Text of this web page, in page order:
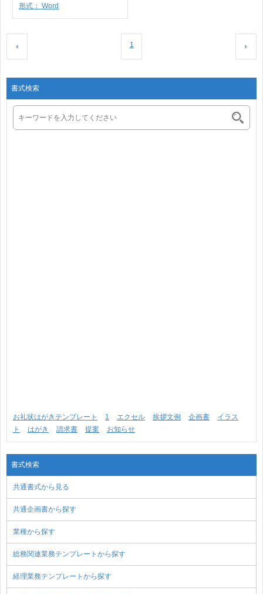
形式： Word
1
書式検索
お礼状はがきテンプレート 1 エクセル 挨拶文例 企画書
イラス
ト
はがき 請求書 提案 お知らせ
書式検索
共通書式から見る
共通企画書から探す
業種から探す
総務関連業務テンプレートから探す
経理業務テンプレートから探す